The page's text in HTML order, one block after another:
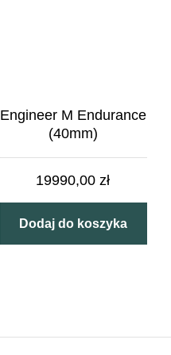
Engineer M Endurance
(40mm)
19990,00zł
Dodaj do koszyka